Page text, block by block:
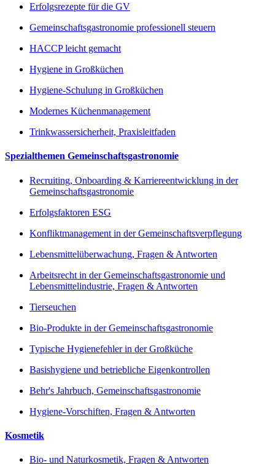
Erfolgsrezepte für die GV
Gemeinschaftsgastronomie professionell steuern
HACCP leicht gemacht
Hygiene in Großküchen
Hygiene-Schulung in Großküchen
Modernes Küchenmanagement
Trinkwassersicherheit, Praxisleitfaden
Spezialthemen Gemeinschaftsgastronomie
Recruiting, Onboarding & Karriereentwicklung in der
Gemeinschaftsgastronomie
Erfolgsfaktoren ESG
Konfliktmanagement in der Gemeinschaftsverpflegung
Lebensmittelüberwachung, Fragen & Antworten
Arbeitsrecht in der Gemeinschaftsgastronomie und
Lebensmittelindustrie, Fragen & Antworten
Tierseuchen
Bio-Produkte in der Gemeinschaftsgastronomie
Typische Hygienefehler in der Großküche
Basishygiene und betriebliche Eigenkontrollen
Behr's Jahrbuch, Gemeinschaftsgastronomie
Hygiene-Vorschiften, Fragen & Antworten
Kosmetik
Bio- und Naturkosmetik, Fragen & Antworten